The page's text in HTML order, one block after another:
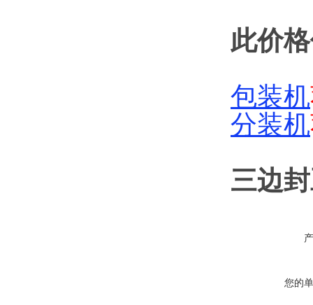
此价
包装机
分装机
三边
您的